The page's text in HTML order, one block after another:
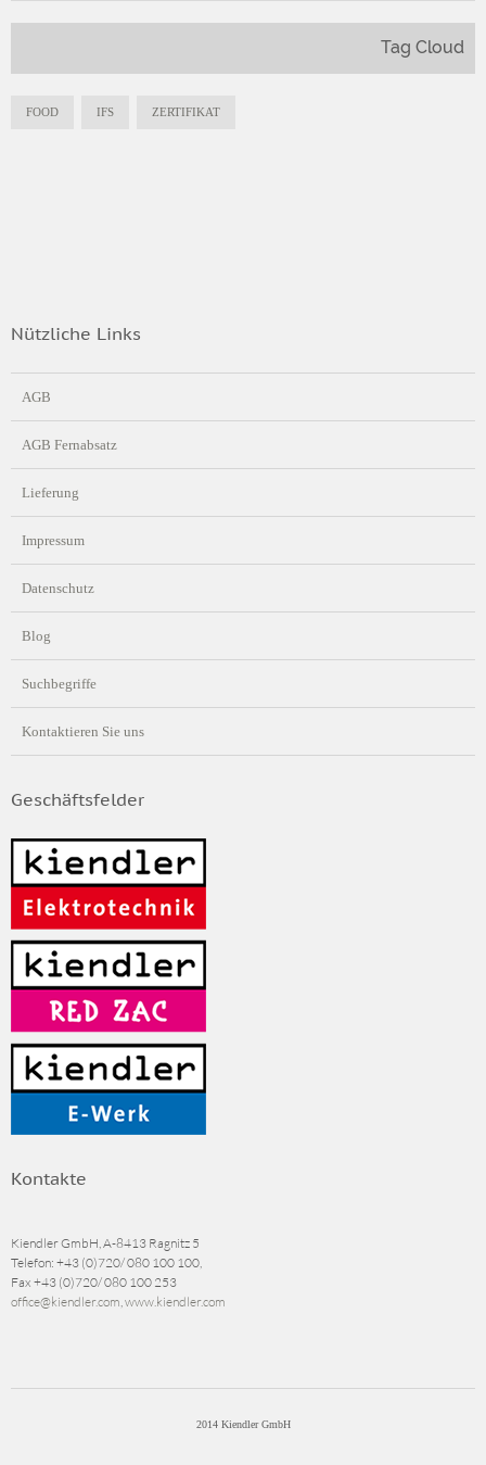
Tag Cloud
FOOD IFS ZERTIFIKAT
Nützliche Links
AGB
AGB Fernabsatz
Lieferung
Impressum
Datenschutz
Blog
Suchbegriffe
Kontaktieren Sie uns
Geschäftsfelder
Kontakte
Kiendler GmbH, A-8413 Ragnitz 5
Telefon: +43 (0)720/ 080 100 100,
Fax +43 (0)720/ 080 100 253
office@kiendler.com,www.kiendler.com
2014 Kiendler GmbH